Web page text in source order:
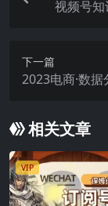
视频号
下一篇
2023电商·数
相关文章
VIP